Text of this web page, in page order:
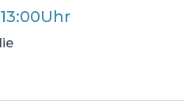
13:00Uhr